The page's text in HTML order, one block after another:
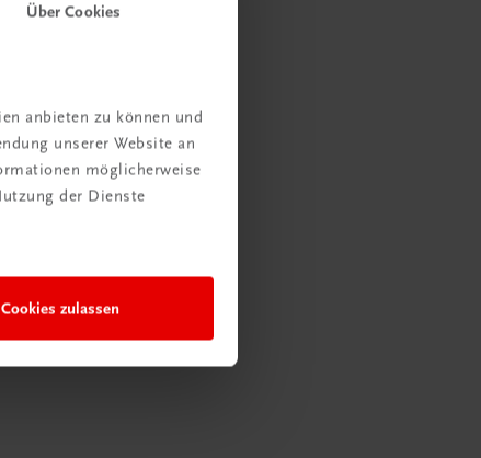
Über Cookies
anbieten zu können und
unserer Website an
möglicherweise
der Dienste
Cookies zulassen